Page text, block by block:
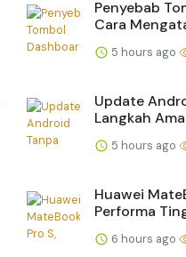
Penyebab
Cara
5 hours ago
Update
Langkah
5 hours ago
Huawei
Performa
6 hours ago